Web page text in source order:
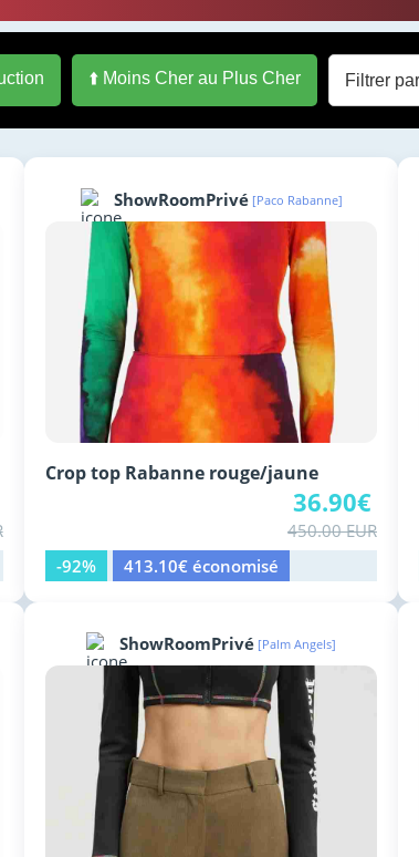
⬆️ Moins Cher au Plus Cher
ShowRoomPrivé [Paco Rabanne]
Crop top Rabanne rouge/jaune
36.90€
450.00 EUR
-92%
413.10€ économisé
ShowRoomPrivé [Palm Angels]